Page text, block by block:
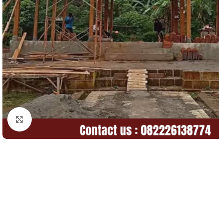
Click to enlarge